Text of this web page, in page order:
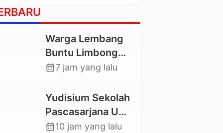
Warga Lembang
Buntu Limbong
Gandasil,
Jalan Sepanjang
500 Meter
calendar_month7 jam yang lalu
Yudisium Sekolah
Pascasarjana UKI
Toraja Lahirkan 58
calendar_month10 jam yang lalu